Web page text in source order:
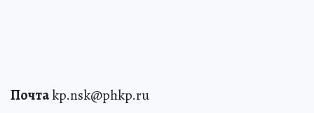
Почтаkp.nsk@phkp.ru